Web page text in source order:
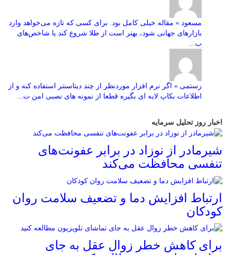
مسعود » مقاله خیلی کامل بود. برای کسی که تازه می‌خواهد وارد
بازارهای جهانی شود، بهتر است از طلا شروع کند یا شاخص‌های
ب...
رستمی » اگر نرم افزار موردنظر از چند دیتاسنتر استفاده کنه و از
اطلاعات بکاپ لایه ای بگیره قطعا از نمونه های نصبی امن ت...
اخبار روز تحلیل سرمایه
شیرمادر از نوزاد در برابر عفونت‌های
تنفسی محافظت می‌کند
ارتباط افزایش دما و تضعیف سلامت روان
کودکان
برای کاهش خطر زوال عقل به جای